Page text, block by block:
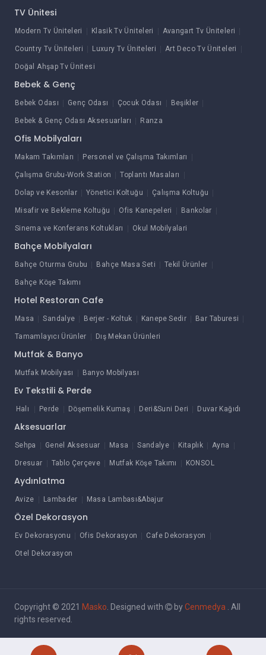
TV Ünitesi
Modern Tv Üniteleri Klasik Tv Üniteleri Avangart Tv Üniteleri
Country Tv Üniteleri Luxury Tv Üniteleri Art Deco Tv Üniteleri
Doğal Ahşap Tv Ünitesi
Bebek & Genç
Bebek Odası Genç Odası Çocuk Odası Beşikler
Bebek & Genç Odası Aksesuarları Ranza
Ofis Mobilyaları
Makam Takımları Personel ve Çalışma Takımları
Çalışma Grubu-Work Station Toplantı Masaları
Dolap ve Kesonlar Yönetici Koltuğu Çalışma Koltuğu
Misafir ve Bekleme Koltuğu Ofis Kanepeleri Bankolar
Sinema ve Konferans Koltukları Okul Mobilyalari
Bahçe Mobilyaları
Bahçe Oturma Grubu Bahçe Masa Seti Tekil Ürünler
Bahçe Köşe Takımı
Hotel Restoran Cafe
Masa Sandalye Berjer - Koltuk Kanepe Sedir Bar Taburesi
Tamamlayıcı Ürünler Dış Mekan Ürünleri
Mutfak & Banyo
Mutfak Mobilyası Banyo Mobilyası
Ev Tekstili & Perde
Halı Perde Döşemelik Kumaş Deri&Suni Deri Duvar Kağıdı
Aksesuarlar
Sehpa Genel Aksesuar Masa Sandalye Kitaplık Ayna
Dresuar Tablo Çerçeve Mutfak Köşe Takımı KONSOL
Aydınlatma
Avize Lambader Masa Lambası&Abajur
Özel Dekorasyon
Ev Dekorasyonu Ofis Dekorasyon Cafe Dekorasyon
Otel Dekorasyon
Copyright © 2021 Masko. Designed with byCenmedya . All
rights reserved.